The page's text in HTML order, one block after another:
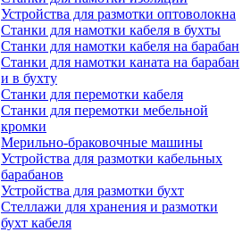
Устройства для размотки оптоволокна
Станки для намотки кабеля в бухты
Станки для намотки кабеля на барабан
Станки для намотки каната на барабан
и в бухту
Станки для перемотки кабеля
Станки для перемотки мебельной
кромки
Мерильно-браковочные машины
Устройства для размотки кабельных
барабанов
Устройства для размотки бухт
Стеллажи для хранения и размотки
бухт кабеля